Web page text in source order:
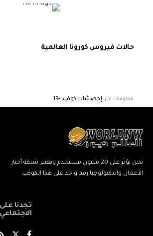
حالات فيروس كورونا العالمية
معلومات اكثر: إحصائيات كوفيد -19
نحن نؤثر على 20 مليون مستخدم ونعتبر شبكة أخبار
الأعمال والتكنولوجيا رقم واحد على هذا الكوكب.
تجدنا
الاجتماعي